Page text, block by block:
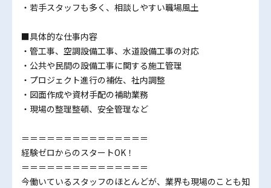
・若手スタッフも多く、相談しやすい職場風土
■具体的な仕事内容
・管工事、空調設備工事、水道設備工事の対応
・公共や民間の設備工事に関する施工管理
・プロジェクト進行の補佐、社内調整
・図面作成や資材手配の補助業務
・現場の整理整頓、安全管理など
＝＝＝＝＝＝＝＝＝＝＝＝＝＝＝
経験ゼロからのスタートOK！
＝＝＝＝＝＝＝＝＝＝＝＝＝＝＝
今働いているスタッフのほとんどが、業界も現場のことも知